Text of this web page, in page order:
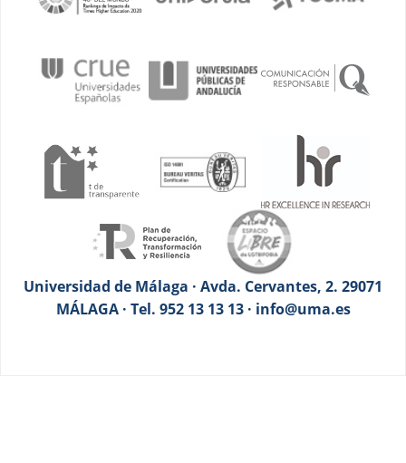
Universidad de Málaga · Avda. Cervantes, 2. 29071
MÁLAGA · Tel. 952 13 13 13 · info@uma.es